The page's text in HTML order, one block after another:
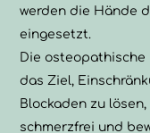
werden die Hände
eingesetzt.
Die osteopathische
das Ziel,
Blockaden zu
schmerzfrei und